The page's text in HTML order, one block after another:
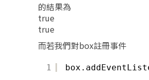
的結果為
true
true
而若我們對box註冊事件
1